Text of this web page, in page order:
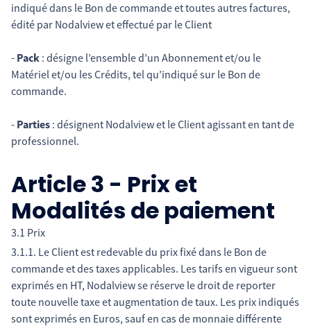
indiqué dans le Bon de commande et toutes autres factures,
édité par Nodalview et effectué par le Client
- Pack : désigne l’ensemble d’un Abonnement et/ou le
Matériel et/ou les Crédits, tel qu’indiqué sur le Bon de
commande.
- Parties : désignent Nodalview et le Client agissant en tant de
professionnel.
Article 3 - Prix et
Modalités de paiement
3.1 Prix
3.1.1. Le Client est redevable du prix fixé dans le Bon de
commande et des taxes applicables. Les tarifs en vigueur sont
exprimés en HT, Nodalview se réserve le droit de reporter
toute nouvelle taxe et augmentation de taux. Les prix indiqués
sont exprimés en Euros, sauf en cas de monnaie différente